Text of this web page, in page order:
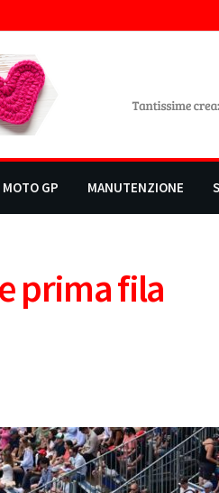
MOTO GP MANUTENZIONE
prima fila